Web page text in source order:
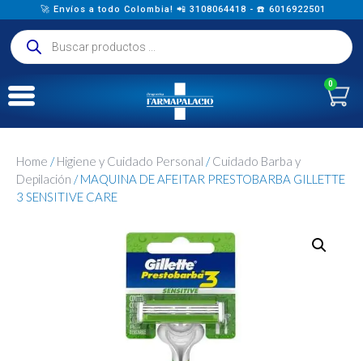
🚀 Envíos a todo Colombia! 📲 3108064418 - ☎️ 6016922501
0
Home /Higiene y Cuidado Personal /Cuidado Barba y
Depilación / MAQUINA DE AFEITAR PRESTOBARBA GILLETTE
3 SENSITIVE CARE